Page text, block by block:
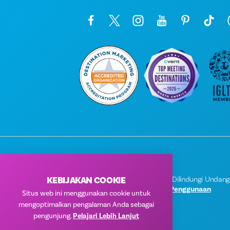
© 2026 Visit Dallas. Semua Hak Dilindungi
Kebijakan Privasi
Ketentuan Penggunaan
KEBIJAKAN COOKIE
Situs web ini menggunakan cookie untuk
mengoptimalkan pengalaman Anda sebagai
pengunjung.Pelajari Lebih Lanjut